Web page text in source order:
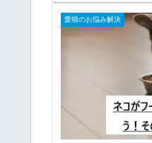
愛猫のお悩み解決